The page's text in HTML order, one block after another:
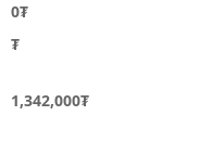
0₮
₮
1,342,000₮